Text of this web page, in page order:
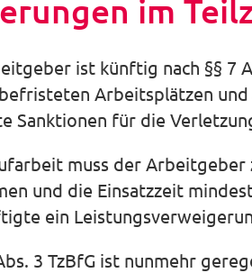
im
ist künftig nach §§ 7
Arbeitsplätzen
Sanktionen für die
muss der Arbeitgeber
und die Einsatzzeit
ein
3 TzBfG ist nunmehr